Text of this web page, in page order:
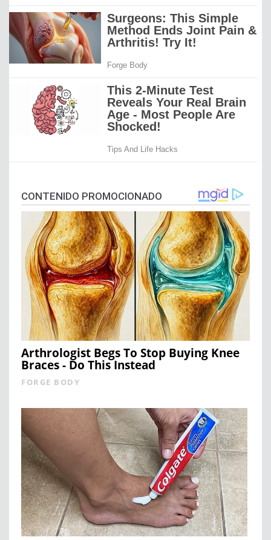
CONTENIDO PROMOCIONADO
Arthrologist Begs To Stop Buying Knee
Braces - Do This Instead
FORGE BODY